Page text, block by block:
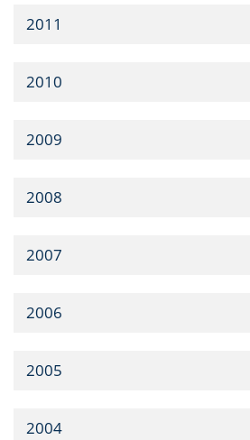
2011
2010
2009
2008
2007
2006
2005
2004